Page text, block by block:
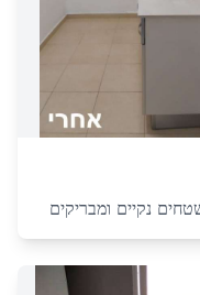
נקיים ומבריקים